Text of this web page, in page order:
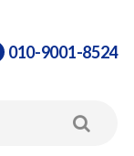
010-9001-8524